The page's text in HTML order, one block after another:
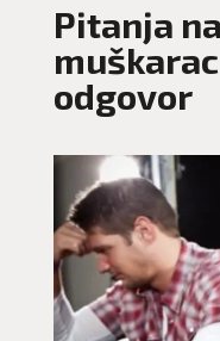
Pitanja
odgovor